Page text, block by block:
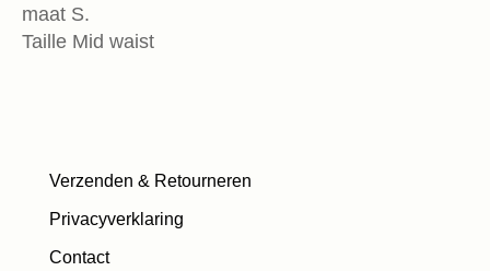
maat S.
Taille Mid waist
Verzenden & Retourneren
Privacyverklaring
Contact